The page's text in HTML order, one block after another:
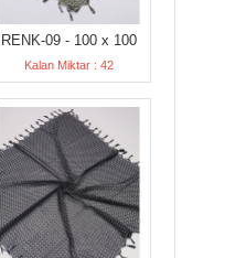
RENK-09 - 100 x 100
Kalan Miktar : 42